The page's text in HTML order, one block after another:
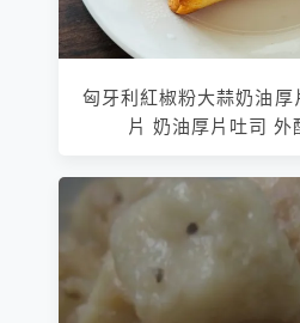
匈牙利紅椒粉大蒜奶油厚
片 奶油厚片吐司 外